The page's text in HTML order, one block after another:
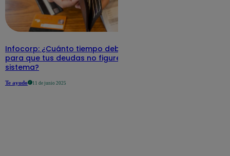
Infocorp: ¿Cuánto tiempo debe pasar
para que tus deudas no figuren en su
sistema?
Te ayudo 11 de junio 2025